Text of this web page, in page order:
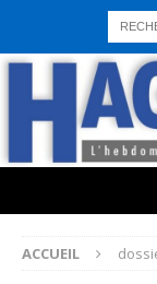
sohbet hattı numarası
sohbet hattı
numaraları sohbet
sohbet
sex sohbet hattı
yeni casino siteleri
ACCUEIL